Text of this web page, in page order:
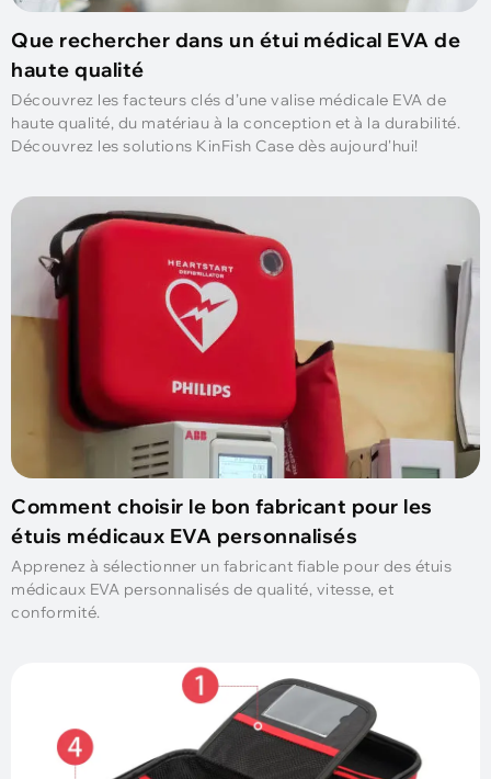
Que rechercher dans un étui médical EVA de
haute qualité
Découvrez les facteurs clés d’une valise médicale EVA de
haute qualité, du matériau à la conception et à la durabilité.
Découvrez les solutions KinFish Case dès aujourd'hui!
Comment choisir le bon fabricant pour les
étuis médicaux EVA personnalisés
Apprenez à sélectionner un fabricant fiable pour des étuis
médicaux EVA personnalisés de qualité, vitesse, et
conformité.